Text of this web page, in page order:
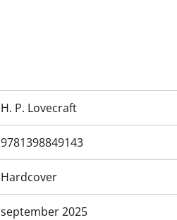
H. P. Lovecraft
9781398849143
Hardcover
september 2025